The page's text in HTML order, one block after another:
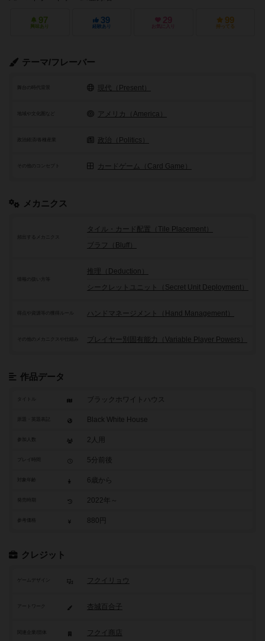
97
興味あり
39
経験あり
29
お気に入り
99
持ってる
テーマ/フレーバー
舞台の時代背景 現代（Present）
地域や文化圏など アメリカ（America）
政治経済/各種産業 政治（Politics）
その他のコンセプト カードゲーム（Card Game）
メカニクス
頻出するメカニクス
タイル・カード配置（Tile Placement）
ブラフ（Bluff）
推理（Deduction）
シークレットユニット（Secret Unit Deployment）
ハンドマネージメント（Hand Management）
その他のメカニクスや仕組み プレイヤー別固有能力（Variable Player Powers）
作品データ
タイトル ブラックホワイトハウス
Black White House
参加人数 2人用
5分前後
6歳から
2022年～
880円
クレジット
フクイリョウ
アートワーク 杏城百合子
フクイ商店